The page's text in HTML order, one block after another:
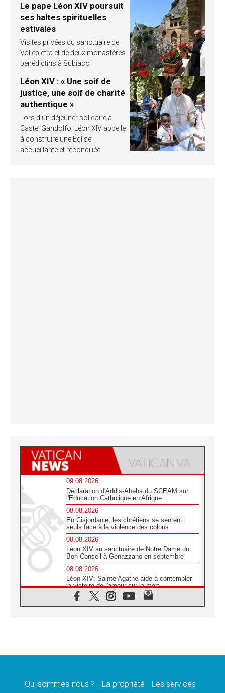
Le pape Léon XIV poursuit
ses haltes spirituelles
estivales
Visites privées du sanctuaire de
Vallepietra et de deux monastères
bénédictins à Subiaco
Léon XIV : « Une soif de
justice, une soif de charité
authentique »
Lors d’un déjeuner solidaire à
Castel Gandolfo, Léon XIV appelle
à construire une Église
accueillante et réconciliée
09.08.2026
Déclaration d'Addis-Abeba du SCEAM sur
l'Éducation Catholique en Afrique
08.08.2026
En Cisjordanie, les chrétiens se sentent
seuls face à la violence des colons
08.08.2026
Léon XIV au sanctuaire de Notre Dame du
Bon Conseil à Genazzano en septembre
08.08.2026
Léon XIV: Sainte Agathe aide à contempler
la victoire de l'amour sur la mort
08.08.2026
«Relancer l'empathie», le projet Triennal d'art
08.08.2026
07.08.2026
Qui sommes-nous ? La propriété Les services